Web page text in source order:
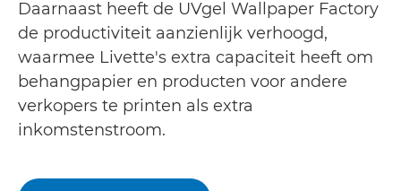
Daarnaast heeft de UVgel Wallpaper Factory
de productiviteit aanzienlijk verhoogd,
waarmee Livette's extra capaciteit heeft om
behangpapier en producten voor andere
verkopers te printen als extra
inkomstenstroom.